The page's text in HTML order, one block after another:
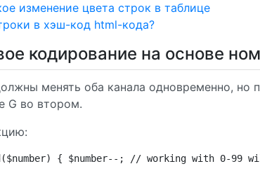
изменение цвета строк в таблице
в хэш-код html-кода?
кодирование на основе
менять оба канала одновременно, но
G во втором.
{ $number--; // working with